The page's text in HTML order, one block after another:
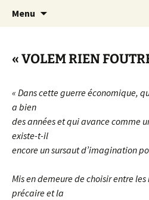
Canal Marches
Menu
« VOLEM RIEN
« Dans cette guerre économique,
a bien
des années et qui avance comme
existe-t-il
encore un sursaut d’imagination
Mis en demeure de choisir entre
précaire et la